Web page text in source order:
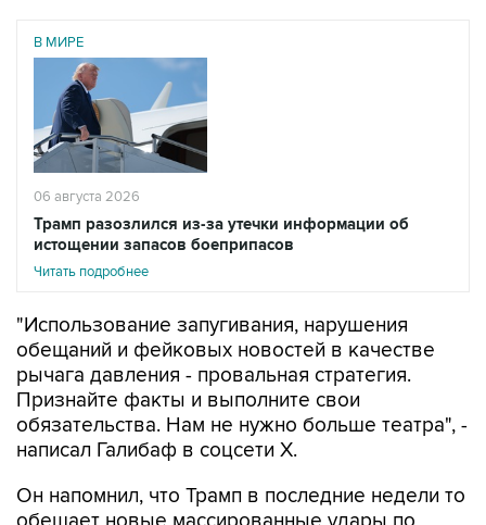
В МИРЕ
06 августа 2026
Трамп разозлился из-за утечки информации об
истощении запасов боеприпасов
Читать подробнее
"Использование запугивания, нарушения
обещаний и фейковых новостей в качестве
рычага давления - провальная стратегия.
Признайте факты и выполните свои
обязательства. Нам не нужно больше театра", -
написал Галибаф в соцсети X.
Он напомнил, что Трамп в последние недели то